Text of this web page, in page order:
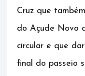
Cruz que
do Açude Novo
circular e que
final do passeio